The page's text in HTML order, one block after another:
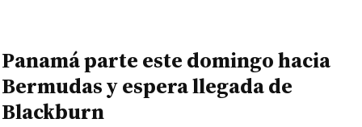
Panamá parte este domingo hacia
Bermudas y espera llegada de
Blackburn